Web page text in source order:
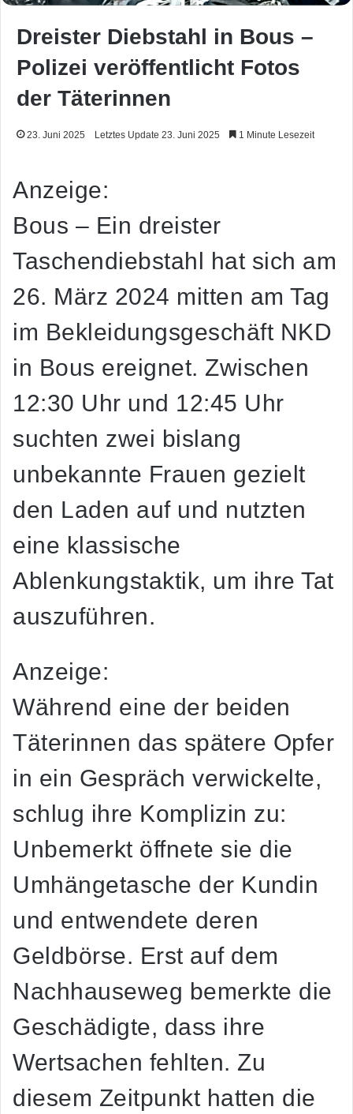
Dreister Diebstahl in Bous –
Polizei veröffentlicht Fotos
der Täterinnen
23. Juni 2025 Letztes Update 23. Juni 2025 1 Minute Lesezeit
Anzeige:
Bous – Ein dreister
Taschendiebstahl hat sich am
26. März 2024 mitten am Tag
im Bekleidungsgeschäft NKD
in Bous ereignet. Zwischen
12:30 Uhr und 12:45 Uhr
suchten zwei bislang
unbekannte Frauen gezielt
den Laden auf und nutzten
eine klassische
Ablenkungstaktik, um ihre Tat
auszuführen.
Anzeige:
Während eine der beiden
Täterinnen das spätere Opfer
in ein Gespräch verwickelte,
schlug ihre Komplizin zu:
Unbemerkt öffnete sie die
Umhängetasche der Kundin
und entwendete deren
Geldbörse. Erst auf dem
Nachhauseweg bemerkte die
Geschädigte, dass ihre
Wertsachen fehlten. Zu
diesem Zeitpunkt hatten die